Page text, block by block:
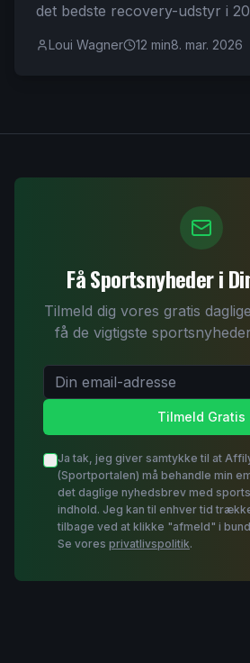
det bedste recovery-udstyr i
Loui Wagner 12 min8. mar. 2026
Få Sportsnyheder i
Tilmeld dig vores gratis
få de vigtigste
Email-adresse til nyhedsbrev
Tilmeld Gratis
Ja tak, jeg giver samtykke til at
(Sportportalen) må behandle min
det daglige nyhedsbrev med
indhold. Jeg kan til enhver tid
tilbage ved at klikke "afmeld" i
Se vores privatlivspolitik.